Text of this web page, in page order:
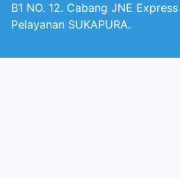
B1 NO. 12. Cabang JNE
Pelayanan SUKAPURA.